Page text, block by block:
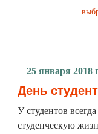
25 января 2018
День
У студентов
студенческую